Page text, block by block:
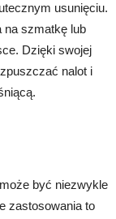
usunięciu.
na szmatkę lub
Dzięki swojej
nalot i
być niezwykle
zastosowania to